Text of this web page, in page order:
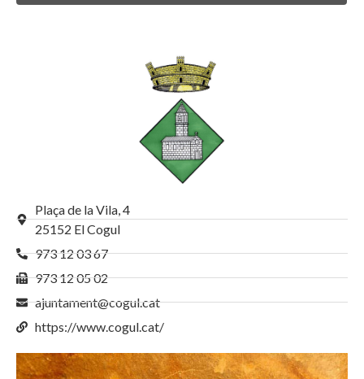
Plaça de la Vila, 4
25152 El Cogul
973 12 03 67
973 12 05 02
ajuntament@cogul.cat
https://www.cogul.cat/